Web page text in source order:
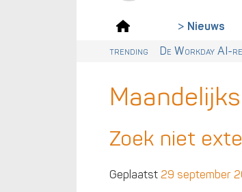
Nieuws
trending
Digitalisering &
Wet
Van dialect naar
De Workday AI-
Zoek niet
Geplaatst 29 september